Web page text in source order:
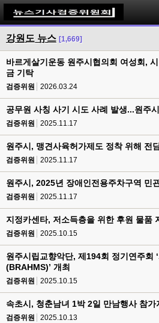
강원도 뉴스 [1,669]
바르게살기운동 원주시협의회 여성회,
금 기탁
검증위원 2026.03.24
공무원 사칭 사기 시도 사례 발생...원주
검증위원 2025.11.17
원주시, 맹견사육허가제도 정착 위해 전
검증위원 2025.11.17
원주시, 2025년 장애인전용주차구역 민
검증위원 2025.11.17
지정카센타, 저소득층을 위한 후원 물품
검증위원 2025.10.15
원주시립교향악단, 제194회 정기연주회
(BRAHMS)’ 개최
검증위원 2025.10.15
속초시, 청춘남녀 1박 2일 만남행사 참가
검증위원 2025.10.13